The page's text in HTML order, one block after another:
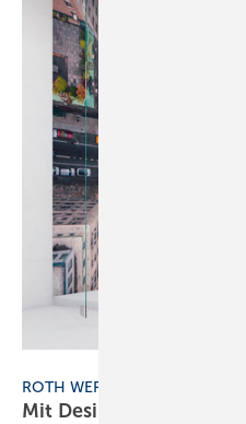
ROTH WERKE
Mit Designplatten Bäder